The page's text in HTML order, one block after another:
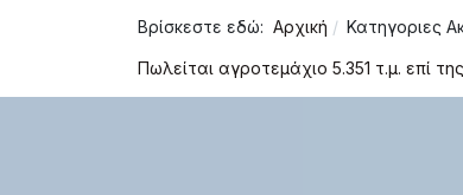
Βρίσκεστε εδώ: Αρχική Κατηγοριες
Πωλείται αγροτεμάχιο 5.351 τ.μ. επί